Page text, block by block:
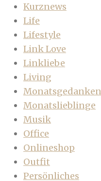
Kurznews
Life
Lifestyle
Link Love
Linkliebe
Living
Monatsgedanken
Monatslieblinge
Musik
Office
Onlineshop
Outfit
Persönliches